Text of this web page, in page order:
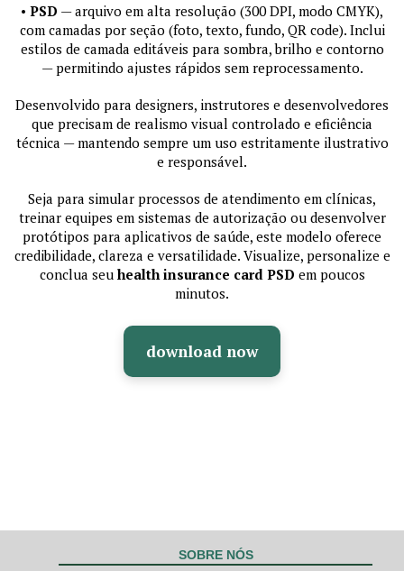
• PSD — arquivo em alta resolução (300 DPI, modo CMYK),
com camadas por seção (foto, texto, fundo, QR code). Inclui
estilos de camada editáveis para sombra, brilho e contorno
— permitindo ajustes rápidos sem reprocessamento.
Desenvolvido para designers, instrutores e desenvolvedores
que precisam de realismo visual controlado e eficiência
técnica — mantendo sempre um uso estritamente ilustrativo
e responsável.
Seja para simular processos de atendimento em clínicas,
treinar equipes em sistemas de autorização ou desenvolver
protótipos para aplicativos de saúde, este modelo oferece
credibilidade, clareza e versatilidade. Visualize, personalize e
conclua seu health insurance card PSD em poucos
minutos.
download now
SOBRE NÓS